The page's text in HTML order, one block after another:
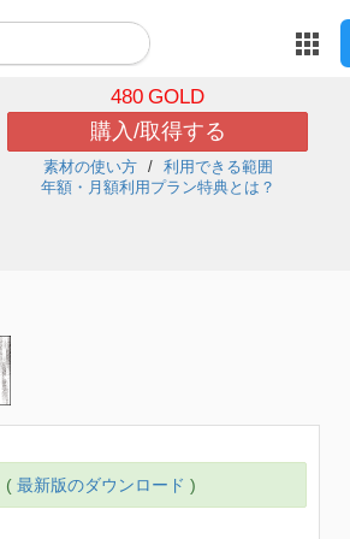
480 GOLD
購入/取得する
素材の使い方
利用できる範囲
年額・月額利用プラン特典とは？
( 最新版のダウンロード )